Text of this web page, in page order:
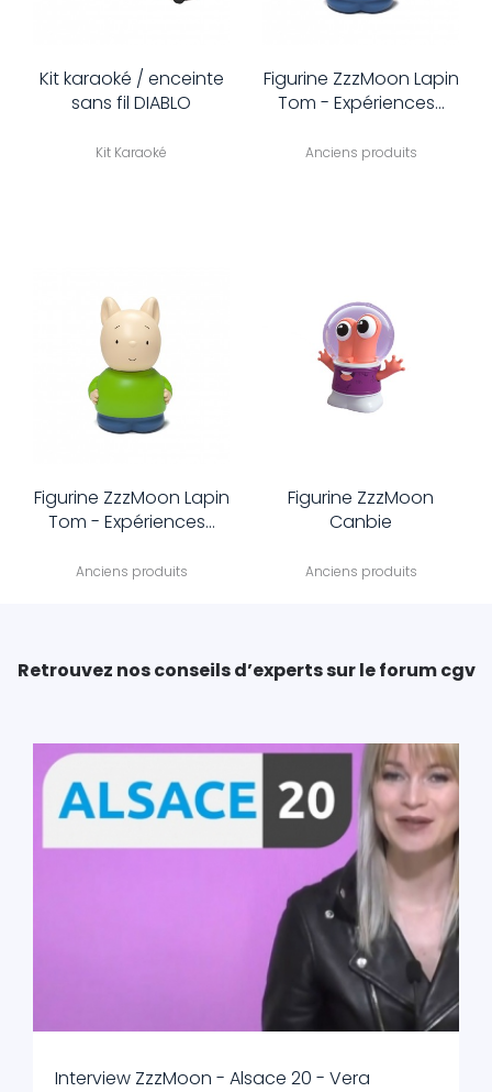
Kit karaoké / enceinte
sans fil DIABLO
Kit Karaoké
Figurine ZzzMoon Lapin
Tom - Expériences...
Anciens produits
Figurine ZzzMoon Lapin
Tom - Expériences...
Anciens produits
Figurine ZzzMoon
Canbie
Anciens produits
Retrouvez nos conseils d’experts sur le forum cgv
Interview ZzzMoon - Alsace 20 - Vera